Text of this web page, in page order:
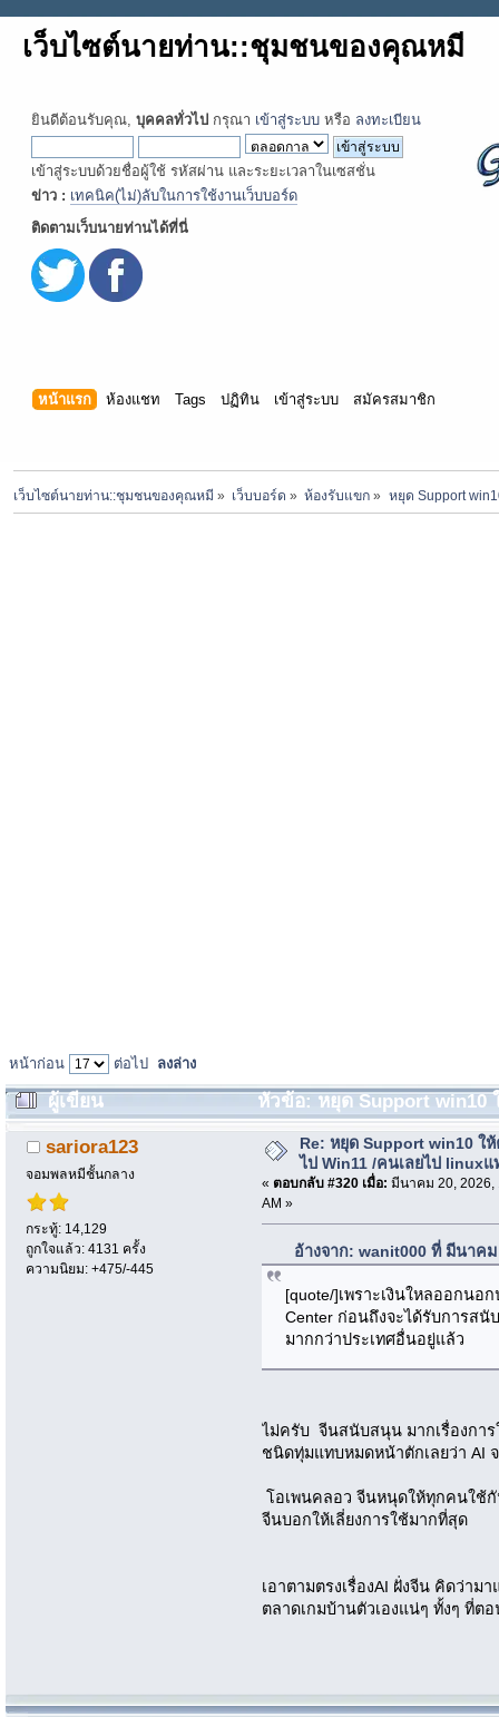
เว็บไซต์นายท่าน::ชุมชนของคุณหมี
ยินดีต้อนรับคุณ, บุคคลทั่วไป กรุณา เข้าสู่ระบบ หรือ ลงทะเบียน
เข้าสู่ระบบด้วยชื่อผู้ใช้ รหัสผ่าน และระยะเวลาในเซสชั่น
ข่าว : เทคนิค(ไม่)ลับในการใช้งานเว็บบอร์ด
ติดตามเว็บนายท่านได้ที่นี่
หน้าแรก ห้องแชท Tags ปฏิทิน เข้าสู่ระบบ สมัครสมาชิก
เว็บไซต์นายท่าน::ชุมชนของคุณหมี » เว็บบอร์ด » ห้องรับแขก » หยุด Support
หน้าก่อน ต่อไป ลงล่าง
ผู้เขียน
หัวข้อ: หยุด Support win10
(อ่าน 17416 ครั้ง)
sariora123
จอมพลหมีชั้นกลาง
กระทู้: 14,129
ถูกใจแล้ว: 4131 ครั้ง
ความนิยม: +475/-445
Re: หยุด Support win10 ใ
ไป Win11 /คนเลยไป linuxแ
« ตอบกลับ #320 เมื่อ: มีนาคม 20, 2026,
AM »
อ้างจาก: wanit000 ที่ มีนาค
[quote/]เพราะเงินใหลออกนอ
Center ก่อนถึงจะได้รับการสนั
มากกว่าประเทศอื่นอยู่แล้ว
ไม่ครับ จีนสนับสนุน มากเรื่องการ
ชนิดทุ่มแทบหมดหน้าตักเลยว่า AI
โอเพนคลอว จีนหนุดให้ทุกคนใช้
จีนบอกให้เลี่ยงการใช้มากที่สุด
เอาตามตรงเรื่องAI ฝั่งจีน คิดว่าม
ตลาดเกมบ้านตัวเองแน่ๆ ทั้งๆ ที่ต